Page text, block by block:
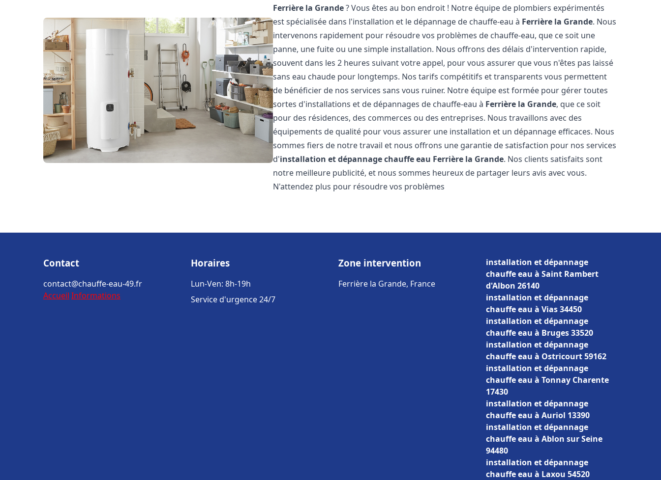
Ferrière la Grande? Vous êtes au bon endroit ! Notre équipe de plombiers expérimentés
est spécialisée dans l'installation et le dépannage de chauffe-eau à Ferrière la Grande. Nous
intervenons rapidement pour résoudre vos problèmes de chauffe-eau, que ce soit une
panne, une fuite ou une simple installation. Nous offrons des délais d'intervention rapide,
souvent dans les 2 heures suivant votre appel, pour vous assurer que vous n'êtes pas laissé
sans eau chaude pour longtemps. Nos tarifs compétitifs et transparents vous permettent
de bénéficier de nos services sans vous ruiner. Notre équipe est formée pour gérer toutes
sortes d'installations et de dépannages de chauffe-eau à Ferrière la Grande, que ce soit
pour des résidences, des commerces ou des entreprises. Nous travaillons avec des
équipements de qualité pour vous assurer une installation et un dépannage efficaces. Nous
sommes fiers de notre travail et nous offrons une garantie de satisfaction pour nos services
d'installation et dépannage chauffe eau Ferrière la Grande. Nos clients satisfaits sont
notre meilleure publicité, et nous sommes heureux de partager leurs avis avec vous.
N'attendez plus pour résoudre vos problèmes
Contact
contact@chauffe-eau-49.fr
Accueil Informations
Horaires
Lun-Ven: 8h-19h
Service d'urgence 24/7
Zone intervention
Ferrière la Grande, France
installation et dépannage
chauffe eau à Saint Rambert
d'Albon 26140
installation et dépannage
chauffe eau à Vias 34450
installation et dépannage
chauffe eau à Bruges 33520
installation et dépannage
chauffe eau à Ostricourt 59162
installation et dépannage
chauffe eau à Tonnay Charente
17430
installation et dépannage
chauffe eau à Auriol 13390
installation et dépannage
chauffe eau à Ablon sur Seine
94480
installation et dépannage
chauffe eau à Laxou 54520